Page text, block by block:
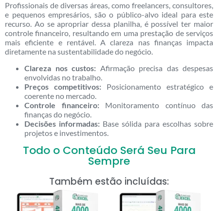
Profissionais de diversas áreas, como freelancers, consultores,
e pequenos empresários, são o público-alvo ideal para este
recurso. Ao se apropriar dessa planilha, é possível ter maior
controle financeiro, resultando em uma prestação de serviços
mais eficiente e rentável. A clareza nas finanças impacta
diretamente na sustentabilidade do negócio.
Clareza nos custos: Afirmação precisa das despesas
envolvidas no trabalho.
Preços competitivos: Posicionamento estratégico e
coerente no mercado.
Controle financeiro:Monitoramento contínuo das
finanças do negócio.
Decisões informadas: Base sólida para escolhas sobre
projetos e investimentos.
Todo o Conteúdo Será Seu Para
Sempre
Também estão incluídas: